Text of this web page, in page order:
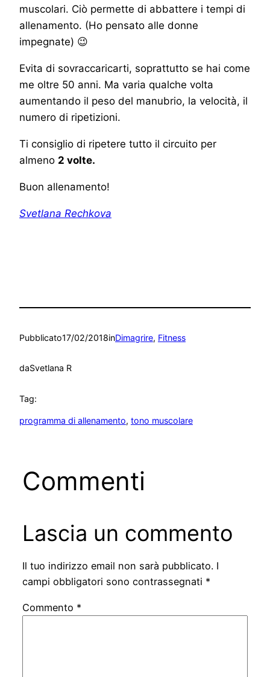
muscolari. Ciò permette di abbattere i tempi di
allenamento. (Ho pensato alle donne
impegnate) 😉
Evita di sovraccaricarti, soprattutto se hai come
me oltre 50 anni. Ma varia qualche volta
aumentando il peso del manubrio, la velocità, il
numero di ripetizioni.
Ti consiglio di ripetere tutto il circuito per
almeno 2 volte.
Buon allenamento!
Svetlana Rechkova
Pubblicato17/02/2018inDimagrire, Fitness
daSvetlana R
Tag:
programma di allenamento, tono muscolare
Commenti
Lascia un commento
Il tuo indirizzo email non sarà pubblicato. I
campi obbligatori sono contrassegnati *
Commento *